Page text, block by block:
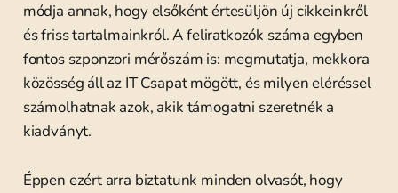
módja annak, hogy elsőként értesüljön új cikkeinkről
és friss tartalmainkról. A feliratkozók száma egyben
fontos szponzori mérőszám is: megmutatja, mekkora
közösség áll az IT Csapat mögött, és milyen eléréssel
számolhatnak azok, akik támogatni szeretnék a
kiadványt.
Éppen ezért arra biztatunk minden olvasót, hogy